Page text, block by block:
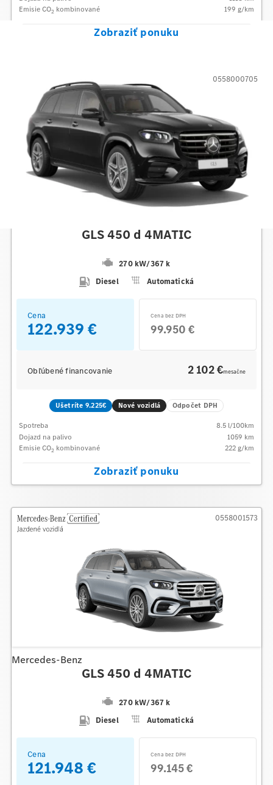
Emisie CO2 kombinované 199 g/km
Zobraziť ponuku
GLS 450 d 4MATIC
270 kW/367 k
Diesel
Automatická
0558000705
Cena
122.939 €
Cena bez DPH
99.950 €
Obľúbené financovanie 2 102 €mesačne
Ušetríte 9.225€ Nové vozidlá Odpočet DPH
Spotreba 8.5 l/100km
Dojazd na palivo
1059 km
Emisie CO2 kombinované 222 g/km
Zobraziť ponuku
Mercedes-Benz
GLS 450 d 4MATIC
270 kW/367 k
Diesel
Automatická
0558001573
Cena
121.948 €
Cena bez DPH
99.145 €